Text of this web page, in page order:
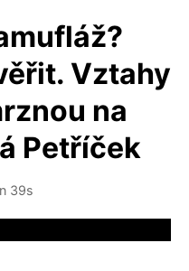
Vztahy
na
Petříček
39s